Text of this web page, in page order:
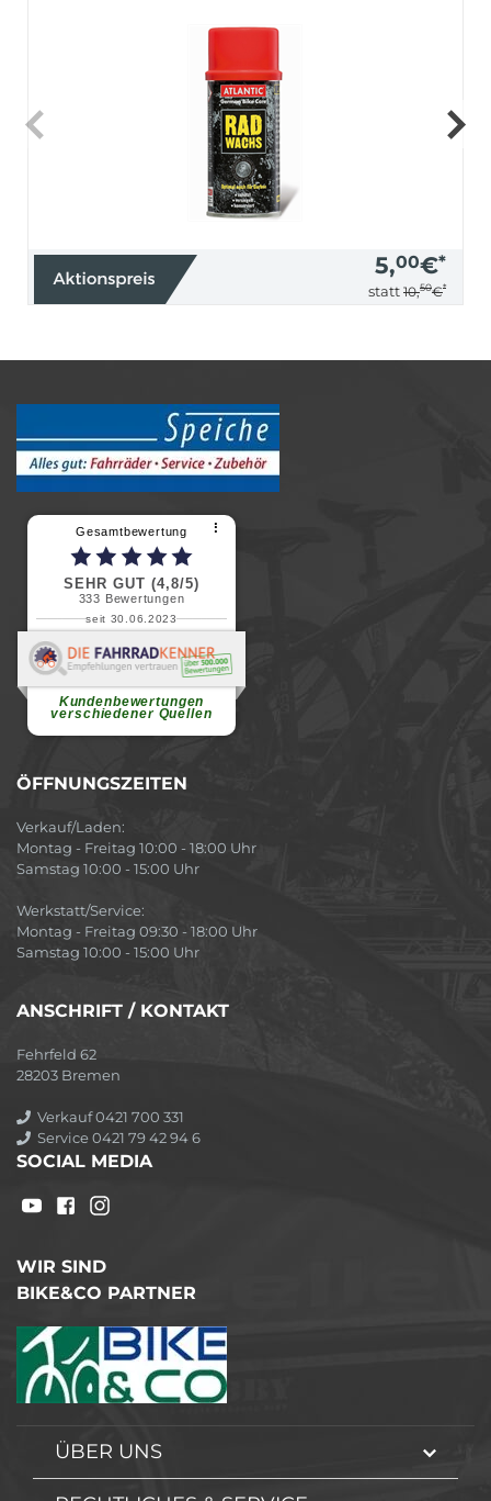
5,00€*
statt 10,50€*
Gesamtbewertung ⠇
SEHR GUT (4,8/5)
333 Bewertungen
seit 30.06.2023
Kundenbewertungen
verschiedener Quellen
Renate H.
Vielen Dank für ein herzliches
ÖFFNUNGSZEITEN
Verkauf/Laden:
Montag - Freitag 10:00 - 18:00 Uhr
Samstag 10:00 - 15:00 Uhr
Werkstatt/Service:
Montag - Freitag 09:30 - 18:00 Uhr
Samstag 10:00 - 15:00 Uhr
ANSCHRIFT / KONTAKT
Fehrfeld 62
28203 Bremen
Verkauf 0421 700 331
Service 0421 79 42 94 6
SOCIAL MEDIA
WIR SIND
BIKE&CO PARTNER
ÜBER UNS